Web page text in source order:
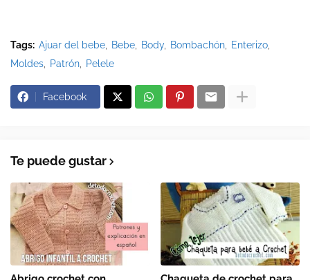
Tags: Ajuar del bebe Bebe Body Bombachón
Enterizo
Moldes
Patrón Pelele
Facebook
Te puede gustar